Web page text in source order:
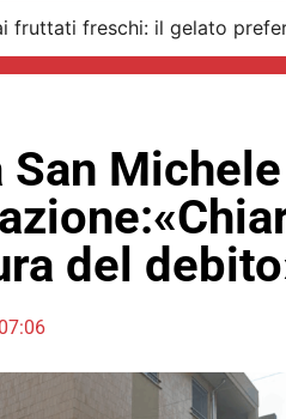
fruttati freschi: il gelato
San
del